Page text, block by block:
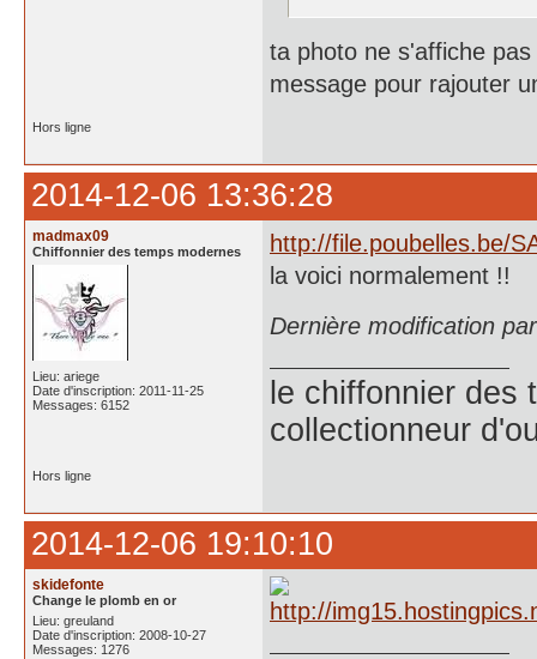
ta photo ne s'affiche
message pour rajouter
Hors ligne
2014-12-06 13:36:28
madmax09
Chiffonnier des temps modernes
Lieu: ariege
Date d'inscription: 2011-11-25
Messages: 6152
http://file.poubelles.be/
la voici normalement !!
Dernière modification
le chiffonnier des
collectionneur
Hors ligne
2014-12-06 19:10:10
skidefonte
Change le plomb en or
Lieu: greuland
Date d'inscription: 2008-10-27
Messages: 1276